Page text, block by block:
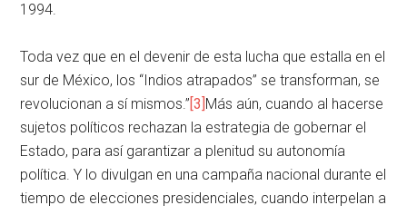
1994.
Toda vez que en el devenir de esta lucha que estalla en el
sur de México, los “Indios atrapados” se transforman, se
revolucionan a sí mismos.”[3]Más aún, cuando al hacerse
sujetos políticos rechazan la estrategia de gobernar el
Estado, para así garantizar a plenitud su autonomía
política. Y lo divulgan en una campaña nacional durante el
tiempo de elecciones presidenciales, cuando interpelan a